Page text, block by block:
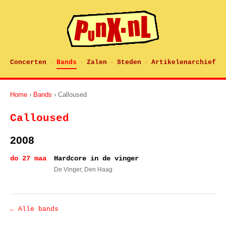
Concerten · Bands · Zalen · Steden · Artikelenarchief
Home › Bands › Calloused
Calloused
2008
do 27 maa Hardcore in de vinger
De Vinger, Den Haag
← Alle bands